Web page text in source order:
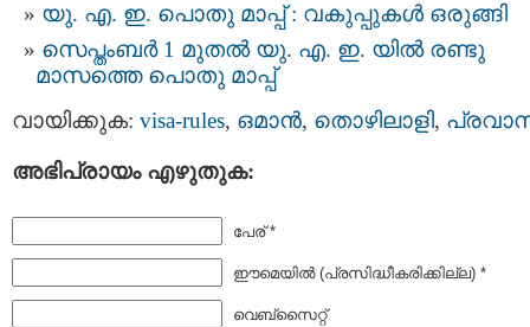
യു. എ. ഇ. പൊതു മാപ്പ് : വകുപ്പുകൾ ഒരുങ്ങി
സെപ്തംബർ 1 മുതൽ യു. എ. ഇ. യിൽ രണ്ടു
മാസത്തെ പൊതു മാപ്പ്
വായിക്കുക: visa-rules, ഒമാന്‍, തൊഴിലാളി,
അഭിപ്രായം എഴുതുക:
പേര് *
ഈമെയില്‍ (പ്രസിദ്ധീകരിക്കില്ല) *
വെബ്സൈറ്റ്